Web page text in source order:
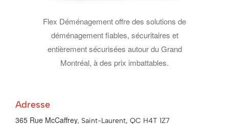
Flex Déménagement offre des solutions de
déménagement fiables, sécuritaires et
entièrement sécurisées autour du Grand
Montréal, à des prix imbattables.
Adresse
365 Rue McCaffrey, Saint-Laurent, QC H4T 1Z7